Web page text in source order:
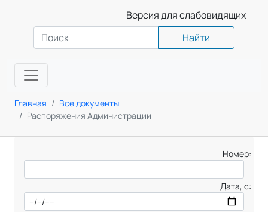
Версия для слабовидящих
Найти
Главная
Все документы
Распоряжения Администрации
Номер:
Дата, с: